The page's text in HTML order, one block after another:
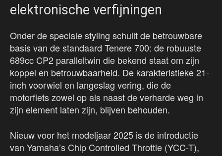
elektronische verfijningen
Onder de speciale styling schuilt de betrouwbare
basis van de standaard Tenere 700: de robuuste
689cc CP2 paralleltwin die bekend staat om zijn
koppel en betrouwbaarheid. De karakteristieke 21-
inch voorwiel en langeslag vering, die de
motorfiets zowel op als naast de verharde weg in
zijn element laten zijn, blijven behouden.
Nieuw voor het modeljaar 2025 is de introductie
van Yamaha’s Chip Controlled Throttle (YCC-T),